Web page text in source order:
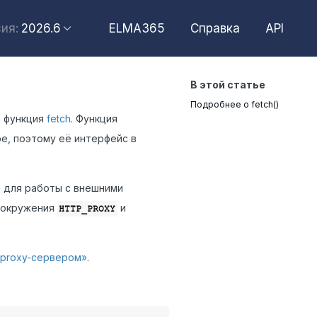
2026.6
2026.6
2026.2
2025.10
ELMA365 Справка API
fetch. Функция
поэтому её интерфейс в
для работы с внешними
HTTP_PROXY и
proxy-сервером».
В этой статье
Подробнее о fetch()